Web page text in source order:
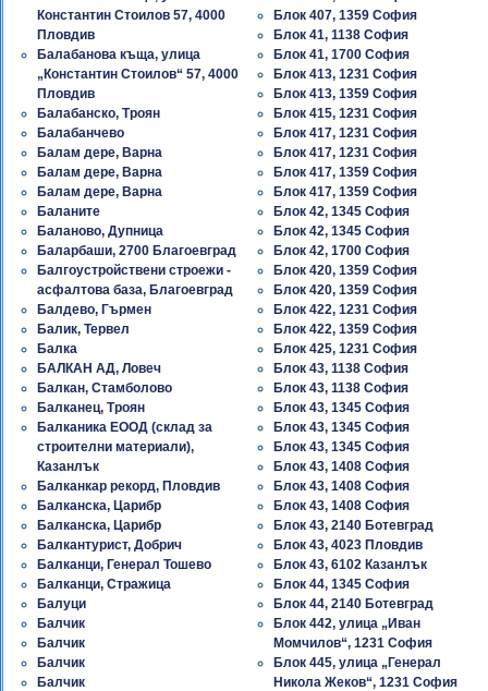
Константин Стоилов 57, 4000
Пловдив
Балабанова къща, улица
„Константин Стоилов“ 57, 4000
Пловдив
Балабанско, Троян
Балабанчево
Балам дере, Варна
Балам дере, Варна
Балам дере, Варна
Баланите
Баланово, Дупница
Баларбаши, 2700 Благоевград
Балгоустройствени строежи -
асфалтова база, Благоевград
Балдево, Гърмен
Балик, Тервел
Балка
БАЛКАН АД, Ловеч
Балкан, Стамболово
Балканец, Троян
Балканика ЕООД (склад за
строителни материали),
Казанлък
Балканкар рекорд, Пловдив
Балканска, Царибр
Балканска, Царибр
Балкантурист, Добрич
Балканци, Генерал Тошево
Балканци, Стражица
Балуци
Балчик
Балчик
Балчик
Балчик
Блок 407, 1359 София
Блок 41, 1138 София
Блок 41, 1700 София
Блок 413, 1231 София
Блок 413, 1359 София
Блок 415, 1231 София
Блок 417, 1231 София
Блок 417, 1231 София
Блок 417, 1359 София
Блок 417, 1359 София
Блок 42, 1345 София
Блок 42, 1345 София
Блок 42, 1700 София
Блок 420, 1359 София
Блок 420, 1359 София
Блок 422, 1231 София
Блок 422, 1359 София
Блок 425, 1231 София
Блок 43, 1138 София
Блок 43, 1138 София
Блок 43, 1345 София
Блок 43, 1345 София
Блок 43, 1345 София
Блок 43, 1408 София
Блок 43, 1408 София
Блок 43, 1408 София
Блок 43, 2140 Ботевград
Блок 43, 4023 Пловдив
Блок 43, 6102 Казанлък
Блок 44, 1345 София
Блок 44, 2140 Ботевград
Блок 442, улица „Иван
Момчилов“, 1231 София
Блок 445, улица „Генерал
Никола Жеков“, 1231 София